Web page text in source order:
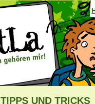
TIPPS UND TRICKS